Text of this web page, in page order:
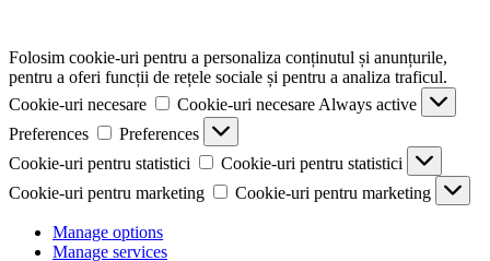
Folosim cookie-uri pentru a personaliza conținutul și anunțurile,
pentru a oferi funcții de rețele sociale și pentru a analiza traficul.
Cookie-uri necesare
Cookie-uri necesare Always active
Preferences
Preferences
Cookie-uri pentru statistici
Cookie-uri pentru statistici
Cookie-uri pentru marketing
Cookie-uri pentru marketing
Manage options
Manage services